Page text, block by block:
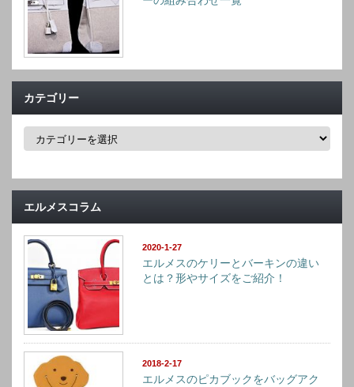
カテゴリー
カ
ー
エルメスコラム
2020-1-27
エルメスのケリーとバーキンの違い
とは？形やサイズをご紹介！
2018-2-17
エルメスのピカブックをバッグアク